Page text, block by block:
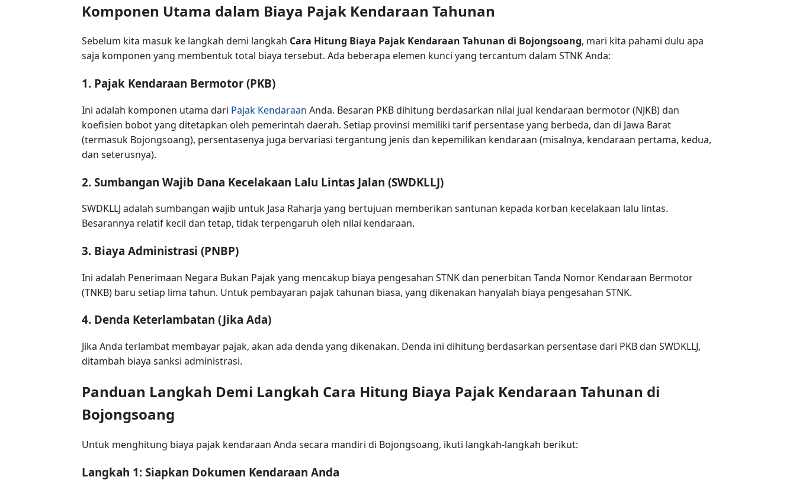
Komponen Utama dalam Biaya Pajak Kendaraan Tahunan
Sebelum kita masuk ke langkah demi langkah Cara Hitung Biaya Pajak Kendaraan Tahunan di Bojongsoang, mari kita pahami dulu apa
saja komponen yang membentuk total biaya tersebut. Ada beberapa elemen kunci yang tercantum dalam STNK Anda:
1. Pajak Kendaraan Bermotor (PKB)
Ini adalah komponen utama dari Pajak Kendaraan Anda. Besaran PKB dihitung berdasarkan nilai jual kendaraan bermotor (NJKB) dan
koefisien bobot yang ditetapkan oleh pemerintah daerah. Setiap provinsi memiliki tarif persentase yang berbeda, dan di Jawa Barat
(termasuk Bojongsoang), persentasenya juga bervariasi tergantung jenis dan kepemilikan kendaraan (misalnya, kendaraan pertama, kedua,
dan seterusnya).
2. Sumbangan Wajib Dana Kecelakaan Lalu Lintas Jalan (SWDKLLJ)
SWDKLLJ adalah sumbangan wajib untuk Jasa Raharja yang bertujuan memberikan santunan kepada korban kecelakaan lalu lintas.
Besarannya relatif kecil dan tetap, tidak terpengaruh oleh nilai kendaraan.
3. Biaya Administrasi (PNBP)
Ini adalah Penerimaan Negara Bukan Pajak yang mencakup biaya pengesahan STNK dan penerbitan Tanda Nomor Kendaraan Bermotor
(TNKB) baru setiap lima tahun. Untuk pembayaran pajak tahunan biasa, yang dikenakan hanyalah biaya pengesahan STNK.
4. Denda Keterlambatan (Jika Ada)
Jika Anda terlambat membayar pajak, akan ada denda yang dikenakan. Denda ini dihitung berdasarkan persentase dari PKB dan SWDKLLJ,
ditambah biaya sanksi administrasi.
Panduan Langkah Demi Langkah Cara Hitung Biaya Pajak Kendaraan Tahunan di
Bojongsoang
Untuk menghitung biaya pajak kendaraan Anda secara mandiri di Bojongsoang, ikuti langkah-langkah berikut:
Langkah 1: Siapkan Dokumen Kendaraan Anda